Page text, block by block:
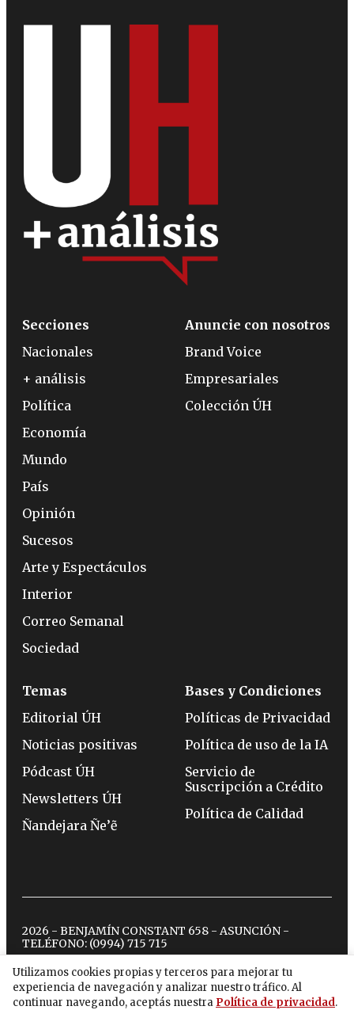
Utilizamos cookies propias y terceros para mejorar tu
experiencia de navegación y analizar nuestro tráfico. Al
continuar navegando, aceptás nuestra Política de privacidad.
Secciones
Nacionales
+ análisis
Política
Economía
Mundo
País
Opinión
Sucesos
Arte y Espectáculos
Interior
Correo Semanal
Sociedad
Anuncie con nosotros
Brand Voice
Empresariales
Colección ÚH
Temas
Editorial ÚH
Noticias positivas
Pódcast ÚH
Newsletters ÚH
Ñandejara Ñe’ẽ
Bases y Condiciones
Políticas de Privacidad
Política de uso de la IA
Servicio de
Suscripción a Crédito
Política de Calidad
2026 - BENJAMÍN CONSTANT 658 - ASUNCIÓN -
TELÉFONO: (0994) 715 715
twitterinstagram
facebook
tiktokyoutubespotify